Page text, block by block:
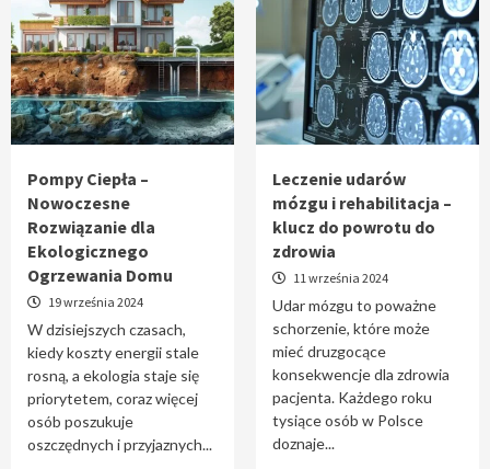
Pompy Ciepła –
Nowoczesne
Rozwiązanie dla
Ekologicznego
Ogrzewania Domu
19 września 2024
W dzisiejszych czasach,
kiedy koszty energii stale
rosną, a ekologia staje się
priorytetem, coraz więcej
osób poszukuje
oszczędnych i przyjaznych...
Leczenie udarów
mózgu i rehabilitacja –
klucz do powrotu do
zdrowia
11 września 2024
Udar mózgu to poważne
schorzenie, które może
mieć druzgocące
konsekwencje dla zdrowia
pacjenta. Każdego roku
tysiące osób w Polsce
doznaje...